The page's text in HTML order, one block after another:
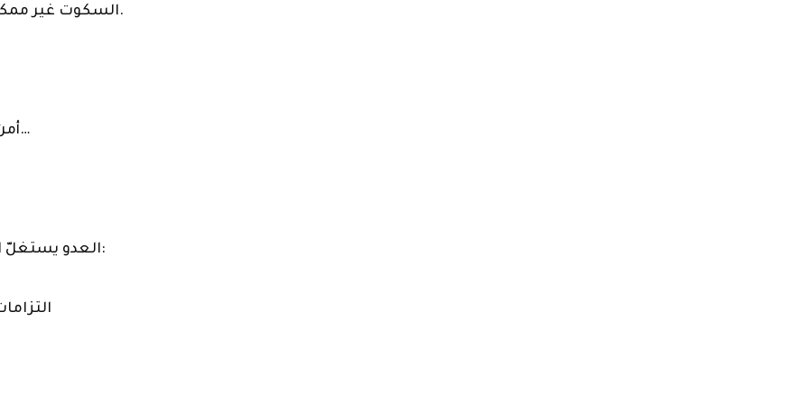
السكوت غير ممكن فإسرائيل لا تريد الاتفاق.
«أمن الدولة» تدخل على الخط…
-العدو يستغلّ الهدوء لملء بنك الأهداف: